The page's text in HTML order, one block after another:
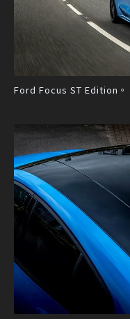
Ford Focus ST Edition。